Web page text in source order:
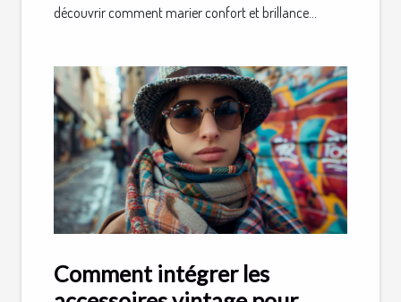
découvrir comment marier confort et brillance...
Comment intégrer les